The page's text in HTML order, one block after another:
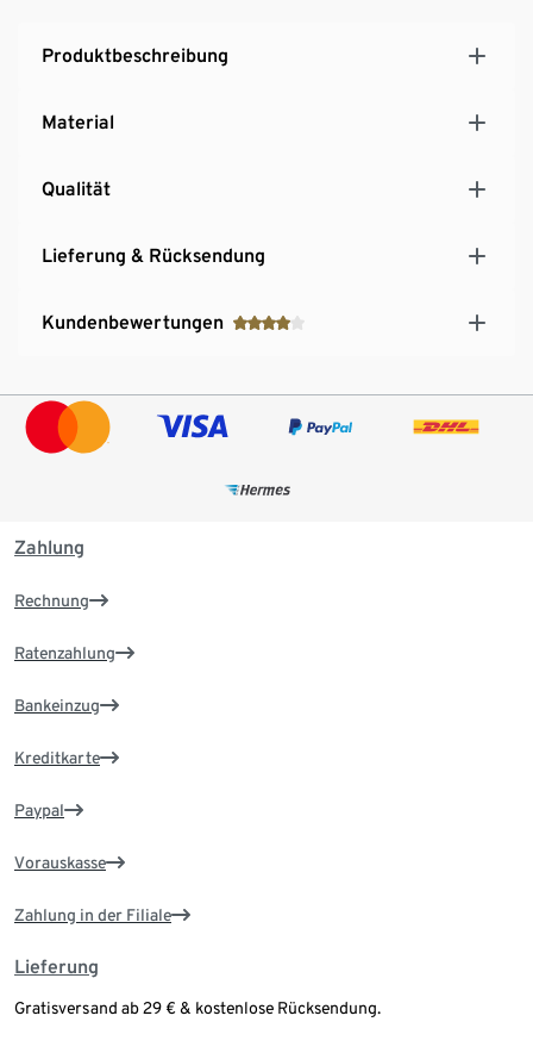
Produktbeschreibung
Material
Qualität
Lieferung & Rücksendung
Kundenbewertungen
Zahlung
Rechnung
Ratenzahlung
Bankeinzug
Kreditkarte
Paypal
Vorauskasse
Zahlung in der Filiale
Lieferung
Gratisversand ab 29 € & kostenlose Rücksendung.